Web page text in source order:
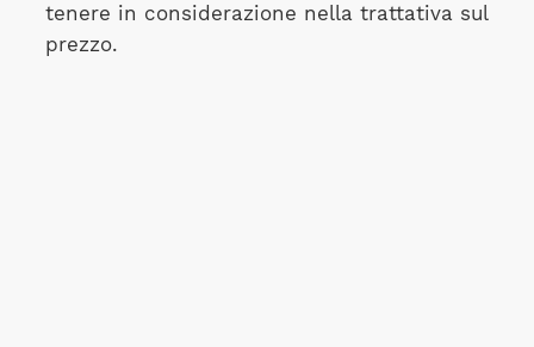
tenere in considerazione nella trattativa sul
prezzo.